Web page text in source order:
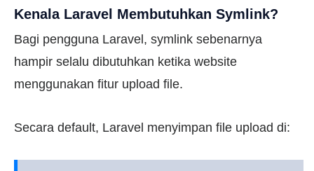
Kenala Laravel Membutuhkan Symlink?
Bagi pengguna Laravel, symlink sebenarnya
hampir selalu dibutuhkan ketika website
menggunakan fitur upload file.
Secara default, Laravel menyimpan file upload di: